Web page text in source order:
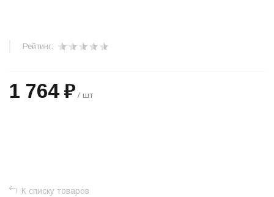
Рейтинг:
1 764 ₽ / шт
К списку товаров